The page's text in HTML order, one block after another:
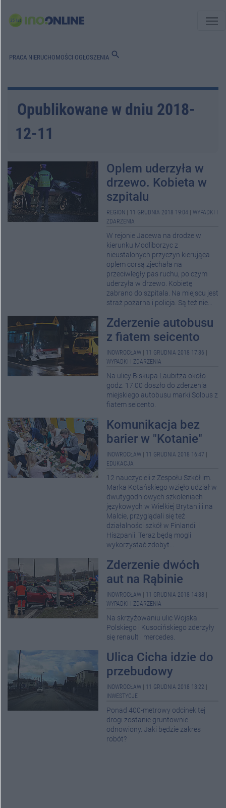
menu
PRACA NIERUCHOMOŚCI OGŁOSZENIA search
Opublikowane w dniu 2018-
12-11
Oplem uderzyła w
drzewo. Kobieta w
szpitalu
REGION 11 GRUDNIA 2018 19:04
WYPADKI I
ZDARZENIA
W rejonie Jacewa na drodze w
kierunku Modliborzyc z
nieustalonych przyczyn kierująca
oplem corsą zjechała na
przeciwległy pas ruchu, po czym
uderzyła w drzewo. Kobietę
zabrano do szpitala. Na miejscu jest
straż pożarna i policja. Są też nie...
Zderzenie autobusu
z fiatem seicento
INOWROCŁAW 11 GRUDNIA 2018 17:36
WYPADKI I ZDARZENIA
Na ulicy Biskupa Laubitza około
godz. 17.00 doszło do zderzenia
miejskiego autobusu marki Solbus z
fiatem seicento.
Komunikacja bez
barier w "Kotanie"
INOWROCŁAW 11 GRUDNIA 2018 16:47
EDUKACJA
12 nauczycieli z Zespołu Szkół im.
Marka Kotańskiego wzięło udział w
dwutygodniowych szkoleniach
językowych w Wielkiej Brytanii i na
Malcie, przyglądali się też
działalności szkół w Finlandii i
Hiszpanii. Teraz będą mogli
wykorzystać zdobyt...
Zderzenie dwóch
aut na Rąbinie
INOWROCŁAW 11 GRUDNIA 2018 14:38
WYPADKI I ZDARZENIA
Na skrzyżowaniu ulic Wojska
Polskiego i Kusocińskiego zderzyły
się renault i mercedes.
Ulica Cicha idzie do
przebudowy
INOWROCŁAW 11 GRUDNIA 2018 13:22
INWESTYCJE
Ponad 400-metrowy odcinek tej
drogi zostanie gruntownie
odnowiony. Jaki będzie zakres
robót?